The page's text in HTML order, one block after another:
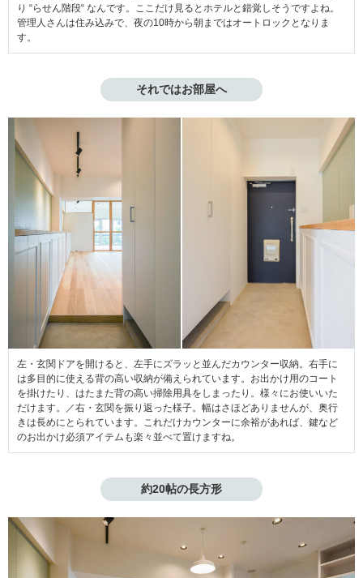
り “らせん階段“ なんです。ここだけ見るとホテルと錯覚しそうですよね。
管理人さんは住み込みで、夜の10時から朝まではオートロックとなりま
す。
それではお部屋へ
左・玄関ドアを開けると、左手にズラッと並んだカウンター収納。右手に
は多目的に使える背の高い収納が備えられています。お出かけ用のコート
を掛けたり、はたまた背の高い掃除用具をしまったり。様々にお使いいた
だけます。／右・玄関を振り返った様子。幅はさほどありませんが、奥行
きは長めにとられています。これだけカウンターに余裕があれば、鍵など
のお出かけ必須アイテムも楽々並べて置けますね。
約20帖の長方形